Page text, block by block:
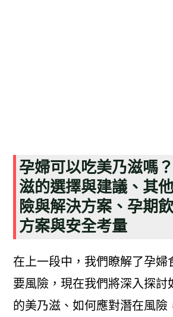
孕婦可以吃美乃滋嗎
滋的選擇與建議、其
險與解決方案、孕期
方案與安全考量
在上一段中，我們瞭解了孕婦
要風險，現在我們將深入探討
的美乃滋、如何應對潛在風險